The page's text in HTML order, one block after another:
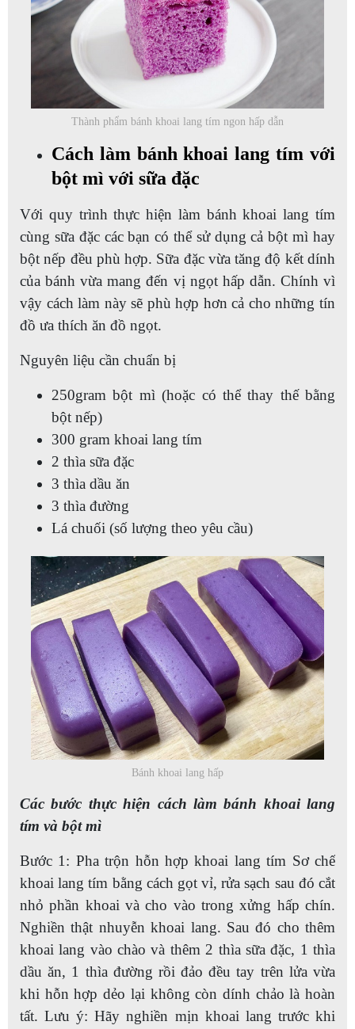
Thành phẩm bánh khoai lang tím ngon hấp dẫn
Cách làm bánh khoai lang tím với
bột mì với sữa đặc
Với quy trình thực hiện làm bánh khoai lang tím
cùng sữa đặc các bạn có thể sử dụng cả bột mì hay
bột nếp đều phù hợp. Sữa đặc vừa tăng độ kết dính
của bánh vừa mang đến vị ngọt hấp dẫn. Chính vì
vậy cách làm này sẽ phù hợp hơn cả cho những tín
đồ ưa thích ăn đồ ngọt.
Nguyên liệu cần chuẩn bị
250gram bột mì (hoặc có thể thay thế bằng
bột nếp)
300 gram khoai lang tím
2 thìa sữa đặc
3 thìa dầu ăn
3 thìa đường
Lá chuối (số lượng theo yêu cầu)
Bánh khoai lang hấp
Các bước thực hiện cách làm bánh khoai lang
tím và bột mì
Bước 1: Pha trộn hỗn hợp khoai lang tím Sơ chế
khoai lang tím bằng cách gọt vỉ, rửa sạch sau đó cắt
nhỏ phần khoai và cho vào trong xửng hấp chín.
Nghiền thật nhuyễn khoai lang. Sau đó cho thêm
khoai lang vào chào và thêm 2 thìa sữa đặc, 1 thìa
dầu ăn, 1 thìa đường rồi đảo đều tay trên lửa vừa
khi hỗn hợp dẻo lại không còn dính chảo là hoàn
tất. Lưu ý: Hãy nghiền mịn khoai lang trước khi